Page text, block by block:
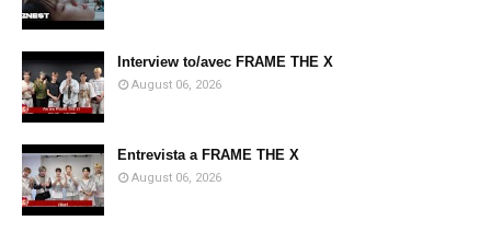
Interview to/avec FRAME THE X
August 06, 2026
Entrevista a FRAME THE X
August 06, 2026